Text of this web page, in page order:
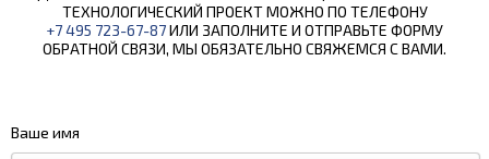
ТЕХНОЛОГИЧЕСКИЙ ПРОЕКТ МОЖНО ПО ТЕЛЕФОНУ
+7 495 723-67-87ИЛИ ЗАПОЛНИТЕ И ОТПРАВЬТЕ ФОРМУ
ОБРАТНОЙ СВЯЗИ, МЫ ОБЯЗАТЕЛЬНО СВЯЖЕМСЯ С ВАМИ.
Ваше имя